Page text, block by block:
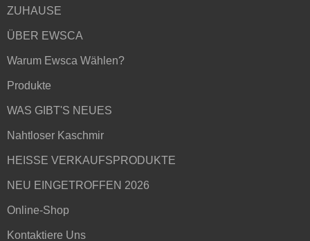
ZUHAUSE
ÜBER EWSCA
Warum Ewsca Wählen?
Produkte
WAS GIBT'S NEUES
Nahtloser Kaschmir
HEISSE VERKAUFSPRODUKTE
NEU EINGETROFFEN 2026
Online-Shop
Kontaktiere Uns